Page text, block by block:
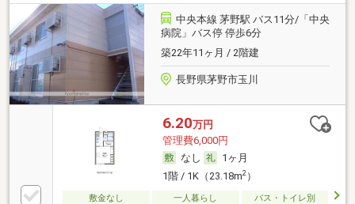
中央本線 茅野駅 バス11分/「中央
病院」バス停 停歩6分
築22年11ヶ月 / 2階建
長野県茅野市玉川
6.20万円
管理費6,000円
なし
1ヶ月
1階 / 1K（23.18m2）
敷金なし 一人暮らし
バス・トイレ別